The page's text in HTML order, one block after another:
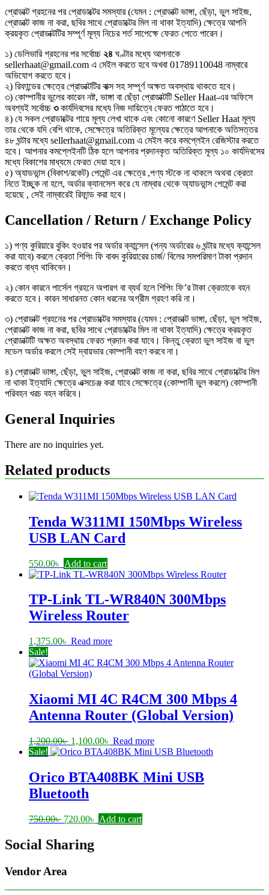
প্রোডাক্ট গ্রহনের পর প্রোডাক্টের সমস্যার (যেমন : প্রোডাক্ট ভাঙ্গা, ছেঁড়া, ভুল সাইজ,
প্রোডাক্ট কাজ না করা, ছবির সাথে প্রোডাক্টের মিল না থাকা ইত্যাদি) ক্ষেত্রে আপনি
ক্রয়কৃত প্রোডাক্টটির সম্পূর্ণ মূল্য নিচের শর্ত সাপেক্ষে ফেরত পেতে পারেন।
১) ডেলিভারি গ্রহনের পর সর্বোচ্চ ২৪ ঘণ্টার মধ্যে আপনাকে
sellerhaat@gmail.com এ মেইল করতে হবে অখবা 01789110048 নাম্বারে
অভিযোগ করতে হবে।
২) রিফান্ডের ক্ষেত্রে প্রোডাক্টটির বাক্স সহ সম্পূর্ণ অক্ষত অবস্থায় থাকতে হবে।
৩) কোম্পানীর ভুলের কারেন নষ্ট, ভাঙ্গা বা ছেঁড়া প্রোডাক্টটি Seller Haat-এর অফিসে
অবশ্যই সর্বোচ্চ ৩কার্যদিবসের মধ্যে নিজ দায়িত্বে ফেরত পাঠাতে হবে।
৪) যে সকল প্রোডাক্টের গায়ে মূল্য লেখা থাকে এবং কোনো কারণে Seller Haat মূল্য
তার থেকে যদি বেশি থাকে, সেক্ষেত্রে অতিরিক্ত মূল্যের ক্ষেত্রে আপনাকে অতিসত্তর
৪৮ ঘন্টার মধ্যে sellerhaat@gmail.com এ মেইল করে কমপ্লেইন রেজিস্টার করতে
হবে। আপনার কমপ্লেইনটি ঠিক হলে আপনার প্রদানকৃত অতিরিক্ত মূল্য ১০ কার্যদিবসের
মধ্যে বিকাশের মাধ্যমে ফেরত দেয়া হবে।
৫) অ্যাডভান্স (বিকাশ/রকেট) পেমেন্ট এর ক্ষেত্রে ,পণ্য স্টকে না থাকলে অথবা ক্রেতা
নিতে ইচ্ছুক না হলে, অর্ডার ক্যানসেল করে যে নাম্বার থেকে অ্যাডভান্স পেমেন্ট করা
হয়েছে , সেই নাম্বারেই রিফান্ড করা হবে।
Cancellation / Return / Exchange Policy
১) পণ্য কুরিয়ারে বুকিং হওয়ার পর অর্ডার ক্যান্সেল (পন্য অর্ডারের ৬ ঘন্টার মধ্যে ক্যান্সেল
করা যাবে) করলে ক্রেতা শিপিং ফি বাবদ কুরিয়ারের চার্জ/ বিলের সমপরিমাণ টাকা প্রদান
করতে বাধ্য থাকিবেন।
২) কোন কারনে পার্সেল গ্রহনে অপারগ বা ব্যর্থ হলে শিপিং ফি’র টাকা ক্রেতাকে বহন
করতে হবে। কারন সাধারনত কোন ধরনের অগ্রীম গ্রহণ করি না।
৩) প্রোডাক্ট গ্রহনের পর প্রোডাক্টের সমস্যার (যেমন : প্রোডাক্ট ভাঙ্গা, ছেঁড়া, ভুল সাইজ,
প্রোডাক্ট কাজ না করা, ছবির সাথে প্রোডাক্টের মিল না থাকা ইত্যাদি) ক্ষেত্রে ক্রয়কৃত
প্রোডাক্টটি অক্ষত অবস্থায় ফেরত প্রদান করা যাবে। কিন্তু ক্রেতা ভুল সাইজ বা ভুল
মডেল অর্ডার করলে সেই দ্বায়ভার কোম্পানী বহণ করবে না।
৪) প্রোডাক্ট ভাঙ্গা, ছেঁড়া, ভুল সাইজ, প্রোডাক্ট কাজ না করা, ছবির সাথে প্রোডাক্টের মিল
না থাকা ইত্যাদি ক্ষেত্রে এক্সচেঞ্জ করা যাবে সেক্ষেত্রে (কোম্পানী ভুল করলে) কোম্পানী
পরিবহন খরচ বহন করিবে।
General Inquiries
There are no inquiries yet.
Related products
Tenda W311MI 150Mbps Wireless
USB LAN Card
550.00৳ Add to cart
TP-Link TL-WR840N 300Mbps
Wireless Router
1,375.00৳ Read more
Sale!
Xiaomi MI 4C R4CM 300 Mbps 4
Antenna Router (Global Version)
1,200.00৳ Original
price
1,200.00৳ .
1,100.00৳ Current
price
1,100.00৳ .
Read more
Sale!
Orico BTA408BK Mini USB
Bluetooth
750.00৳ Original
was:
750.00৳ .
720.00৳
Current
Add to cart
Social Sharing
Vendor Area